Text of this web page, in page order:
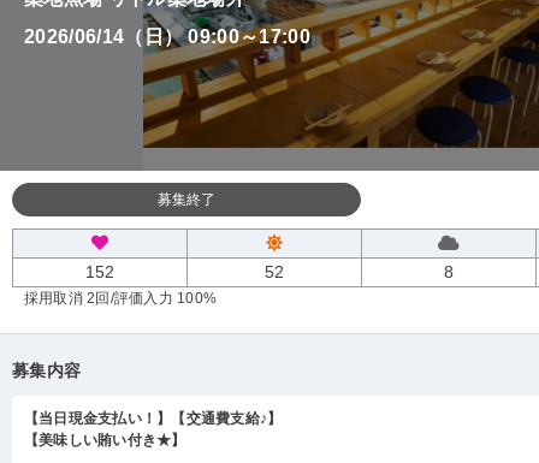
2026/06/14（日） 09:00～17:00
募集終了
152 52 8
採用取消 2回 /評価入力 100%
募集内容
【当日現金支払い！】【交通費支給♪】
【美味しい賄い付き★】